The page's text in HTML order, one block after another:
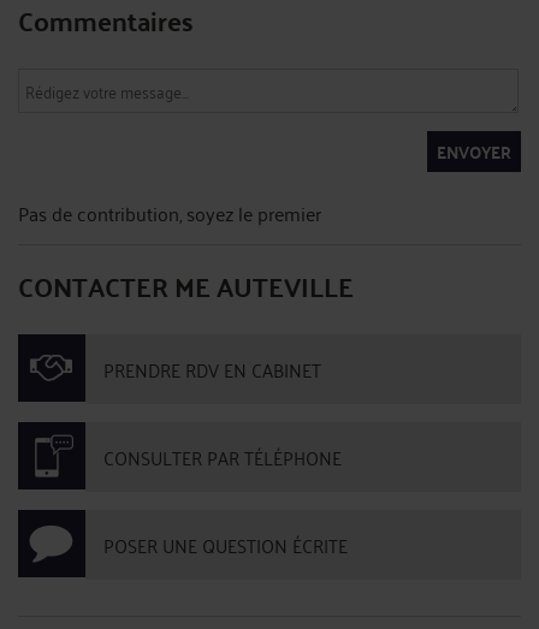
Commentaires
ENVOYER
Pas de contribution, soyez le premier
CONTACTER ME AUTEVILLE
PRENDRE RDV EN CABINET
CONSULTER PAR TÉLÉPHONE
POSER UNE QUESTION ÉCRITE